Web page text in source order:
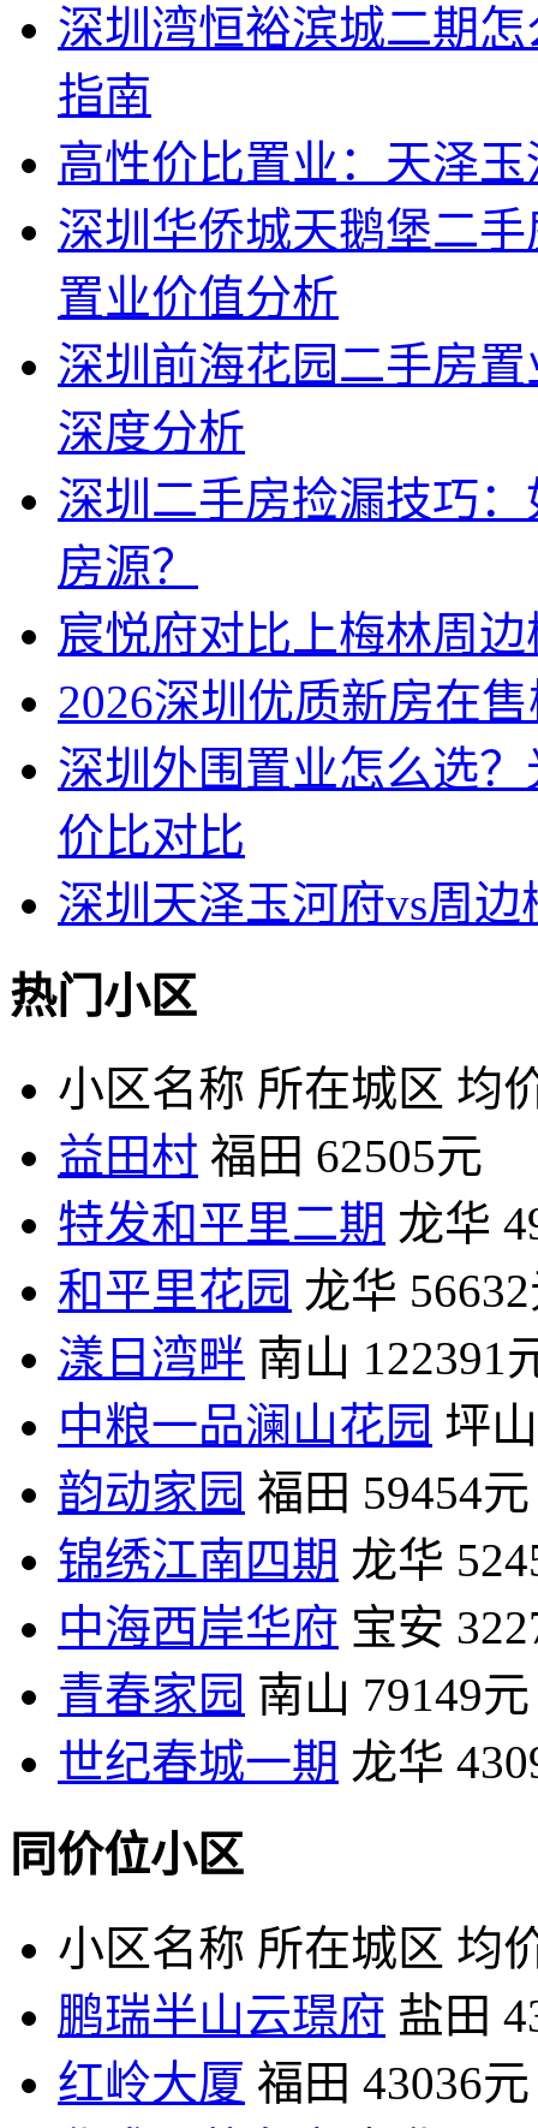
深圳湾恒裕滨城二期
指南
高性价比置业：天泽
深圳华侨城天鹅堡二
置业价值分析
深圳前海花园二手房
深度分析
深圳二手房捡漏技巧
房源？
宸悦府对比上梅林周
2026深圳优质新房在
深圳外围置业怎么选
价比对比
深圳天泽玉河府vs周
热门小区
小区名称 所在城区 均
益田村 福田 62505元
特发和平里二期 龙华
和平里花园 龙华
漾日湾畔 南山 122391
中粮一品澜山花园 坪山
韵动家园 福田 59454元
锦绣江南四期 龙华
中海西岸华府 宝安
青春家园 南山 79149元
世纪春城一期 龙华
同价位小区
小区名称 所在城区 均
鹏瑞半山云璟府 盐田
红岭大厦 福田 43036元